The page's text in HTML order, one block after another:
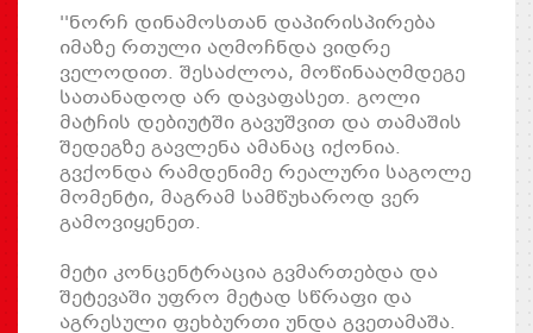
''ნორჩ დინამოსთან დაპირისპირება
იმაზე რთული აღმოჩნდა ვიდრე
ველოდით. შესაძლოა, მოწინააღმდეგე
სათანადოდ არ დავაფასეთ. გოლი
მატჩის დებიუტში გავუშვით და თამაშის
შედეგზე გავლენა ამანაც იქონია.
გვქონდა რამდენიმე რეალური საგოლე
მომენტი, მაგრამ სამწუხაროდ ვერ
გამოვიყენეთ.
მეტი კონცენტრაცია გვმართებდა და
შეტევაში უფრო მეტად სწრაფი და
აგრესული ფეხბურთი უნდა გვეთამაშა.